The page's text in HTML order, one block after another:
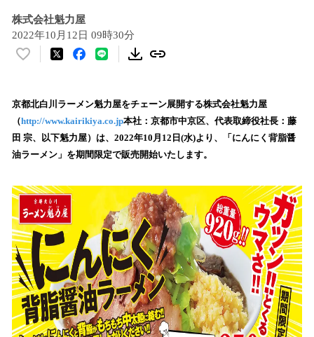
株式会社魁力屋
2022年10月12日 09時30分
い
！
数
を
読
み
中
で
す
京都北白川ラーメン魁力屋をチェーン展開する株式会社魁力屋
（http://www.kairikiya.co.jp本社：京都市中京区、代表取締役社長：藤
田 宗、以下魁力屋）は、2022年10月12日(水)より、「にんにく背脂醤
油ラーメン」を期間限定で販売開始いたします。